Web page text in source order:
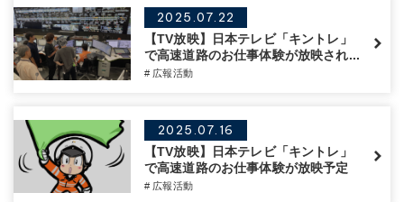
2025.07.22
【TV放映】日本テレビ「キントレ」
で高速道路のお仕事体験が放映され...
# 広報活動
2025.07.16
【TV放映】日本テレビ「キントレ」
で高速道路のお仕事体験が放映予定
# 広報活動